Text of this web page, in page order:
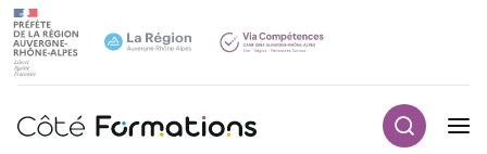
Navigation principale